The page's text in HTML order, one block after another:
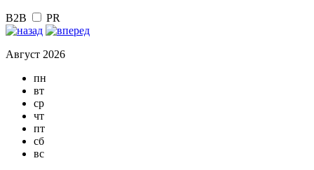
B2B PR
Август 2026
пн
вт
ср
чт
пт
сб
вс